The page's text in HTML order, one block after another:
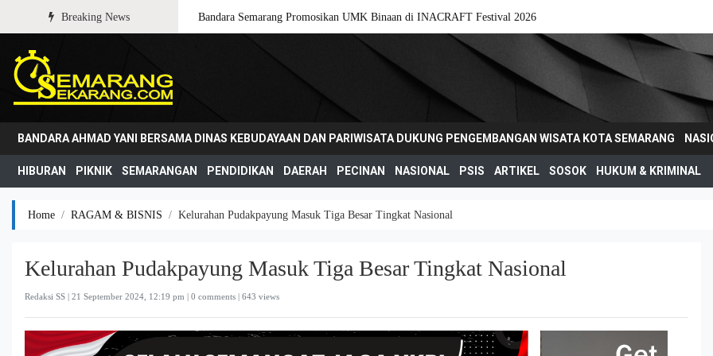
Breaking News Bandara Semarang Promosikan UMK Binaan di INACRAFT Festival 2026
BANDARA AHMAD YANI BERSAMA DINAS KEBUDAYAAN DAN PARIWISATA DUKUNG PENGEMBANGAN WISATA KOTA SEMARANG
HIBURAN PIKNIK SEMARANGAN PENDIDIKAN DAERAH PECINAN NASIONAL PSIS ARTIKEL SOSOK HUKUM & KRIMINAL
Home RAGAM & BISNIS Kelurahan Pudakpayung Masuk Tiga Besar Tingkat Nasional
Kelurahan Pudakpayung Masuk Tiga Besar Tingkat Nasional
Redaksi SS | 21 September 2024, 12:19 pm | 0 comments | 643 views